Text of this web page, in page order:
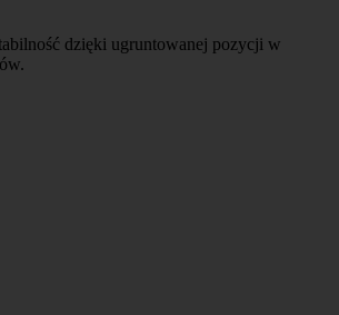
dzięki ugruntowanej pozycji w